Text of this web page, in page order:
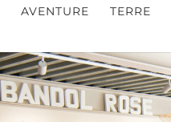
AVENTURE TERRE